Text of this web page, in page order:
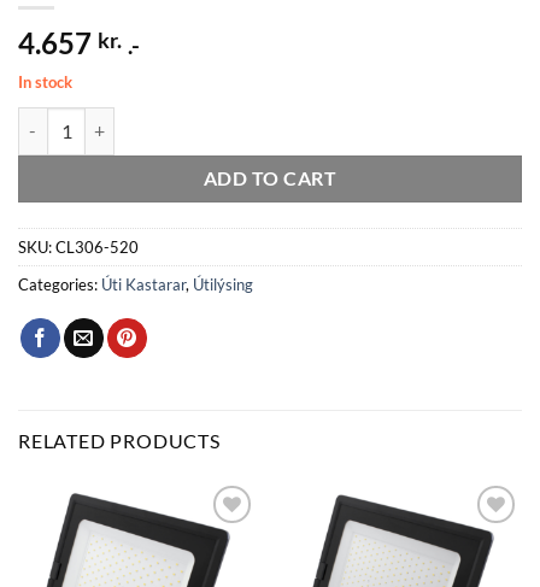
4.657 kr. .-
In stock
ADD TO CART
SKU:CL306-520
Categories: Úti Kastarar, Útilýsing
RELATED PRODUCTS
Bæta
við á
óskalista
Bæta
við á
óskalista